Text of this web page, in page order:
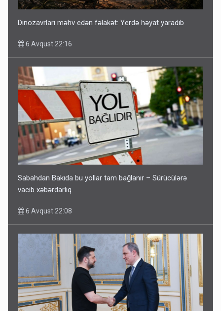
Dinozavrları məhv edən fəlakət: Yerdə həyat yaradıb
6 Avqust 22:16
Sabahdan Bakıda bu yollar tam bağlanır – Sürücülərə
vacib xəbərdarlıq
6 Avqust 22:08